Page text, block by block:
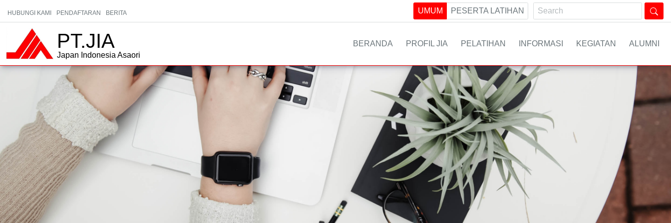
HUBUNGI KAMI PENDAFTARAN BERITA UMUM PESERTA LATIHAN
PT.JIA
Japan Indonesia Asaori
BERANDA PROFIL JIA PELATIHAN INFORMASI KEGIATAN ALUMNI